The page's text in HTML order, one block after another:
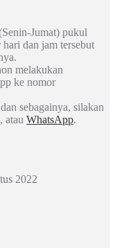
Jumat) pukul
dan jam tersebut
melakukan
ke nomor
sebagainya, silakan
, atau WhatsApp.
2022